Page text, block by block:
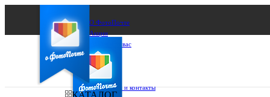
О ФотоПочте
Акции
Сделаем за вас
Бизнесу
FAQ
Франшиза
Поддержка и контакты
КАТАЛОГ